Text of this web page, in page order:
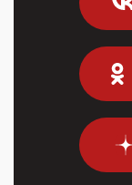
03:01, 10 Апреля
что союзники
энергети...
01:54, 10 Апреля
Пасхальное
дня
01:09, 10 Апреля